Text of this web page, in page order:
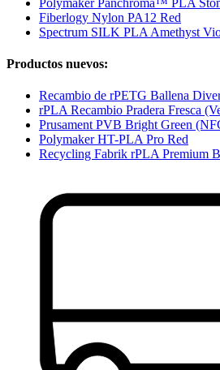
Fiberlogy Nylon PA12 Red
Spectrum SILK PLA Amethyst
Productos nuevos:
Recambio de rPETG Ballena
rPLA Recambio Pradera Fresca
Prusament PVB Bright Green
Polymaker HT-PLA Pro Red
Recycling Fabrik rPLA Premium